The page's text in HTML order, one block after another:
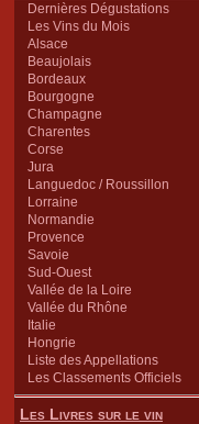
Dernières Dégustations
Les Vins du Mois
Alsace
Beaujolais
Bordeaux
Bourgogne
Champagne
Charentes
Corse
Jura
Languedoc / Roussillon
Lorraine
Normandie
Provence
Savoie
Sud-Ouest
Vallée de la Loire
Vallée du Rhône
Italie
Hongrie
Liste des Appellations
Les Classements Officiels
Les Livres sur le vin